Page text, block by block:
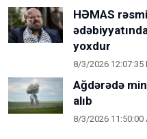
HƏMAS
yoxdur
8/3/2026 12:07:35
Ağdərədə
alıb
8/3/2026 11:50:00